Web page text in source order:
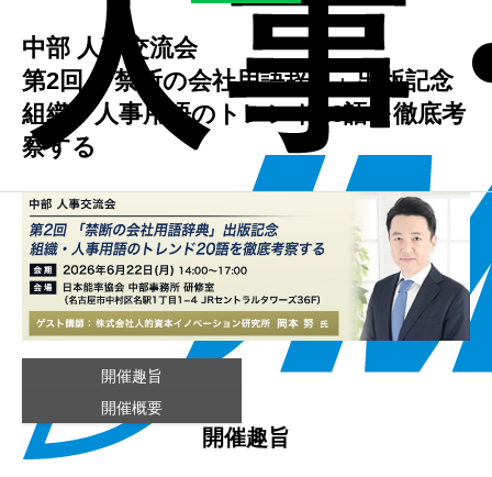
中部 人事交流会
第2回 「禁断の会社用語辞典」出版記念
組織・人事用語のトレンド20語を徹底考
察する
開催趣旨
開催概要
開催趣旨